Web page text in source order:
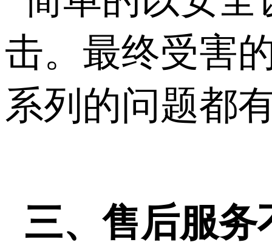
击。最终受害
系列的问题都
三、售后服